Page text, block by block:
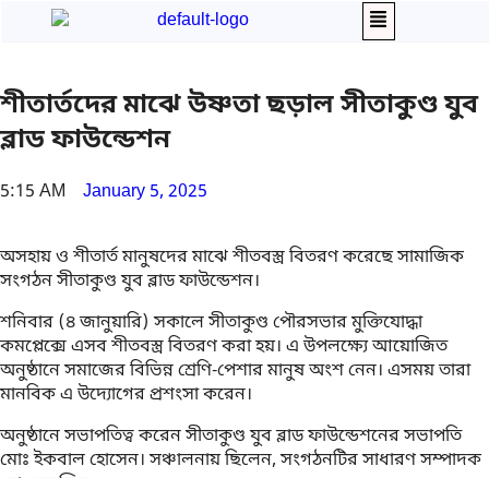
শীতার্তদের মাঝে উষ্ণতা ছড়াল সীতাকুণ্ড যুব
ব্লাড ফাউন্ডেশন
5:15 AM January 5, 2025
অসহায় ও শীতার্ত মানুষদের মাঝে শীতবস্ত্র বিতরণ করেছে সামাজিক
সংগঠন সীতাকুণ্ড যুব ব্লাড ফাউন্ডেশন।
শনিবার (৪ জানুয়ারি) সকালে সীতাকুণ্ড পৌরসভার মুক্তিযোদ্ধা
কমপ্লেক্সে এসব শীতবস্ত্র বিতরণ করা হয়। এ উপলক্ষ্যে আয়োজিত
অনুষ্ঠানে সমাজের বিভিন্ন শ্রেণি-পেশার মানুষ অংশ নেন। এসময় তারা
মানবিক এ উদ্যোগের প্রশংসা করেন।
অনুষ্ঠানে সভাপতিত্ব করেন সীতাকুণ্ড যুব ব্লাড ফাউন্ডেশনের সভাপতি
মোঃ ইকবাল হোসেন। সঞ্চালনায় ছিলেন, সংগঠনটির সাধারণ সম্পাদক